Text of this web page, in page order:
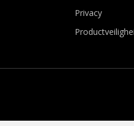
Privacy